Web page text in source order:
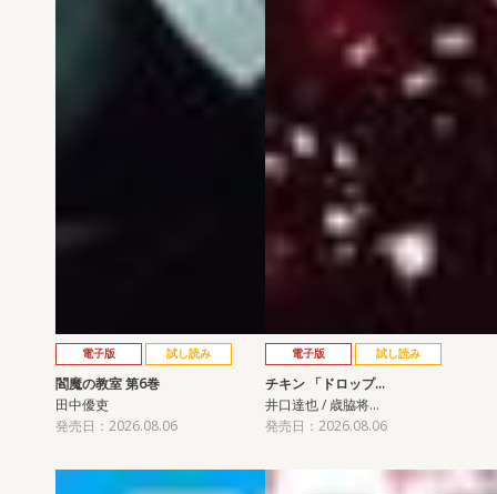
電子版 試し読み
閻魔の教室 第6巻
田中優吏
発売日：2026.08.06
電子版 試し読み
チキン 「ドロップ…
井口達也 / 歳脇将…
発売日：2026.08.06